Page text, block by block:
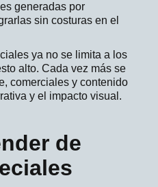
generadas por
sin costuras en el
ya no se limita a los
alto. Cada vez más se
comerciales y contenido
y el impacto visual.
de